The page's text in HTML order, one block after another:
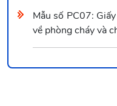
Mẫu số PC07:
về phòng cháy và